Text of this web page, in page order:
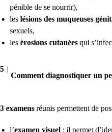
pénible de se nourrir),
les lésions des muqueuses
sexuels,
les érosions cutanées qui
5 |
Comment diagnostiquer un
3 examens réunis permettent de
l’examen visuel : il permet